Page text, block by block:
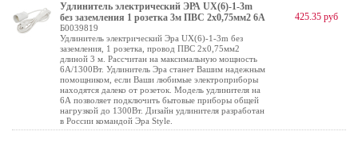
Удлинитель электрический ЭРА UX(6)-1-3m
без заземления 1 розетка 3м ПВС 2x0,75мм2 6А
Б0039819
Удлинитель электрический Эра UX(6)-1-3m без
заземления, 1 розетка, провод ПВС 2x0,75мм2
длиной 3 м. Рассчитан на максимальную мощность
6А/1300Вт. Удлинитель Эра станет Вашим надежным
помощником, если Ваши любимые электроприборы
находятся далеко от розеток. Модель удлинителя на
6А позволяет подключить бытовые приборы общей
нагрузкой до 1300Вт. Дизайн удлинителя разработан
в России командой Эра Style.
425.35 руб